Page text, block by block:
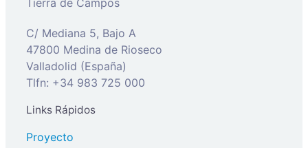
Tierra de Campos
C/ Mediana 5, Bajo A
47800 Medina de Rioseco
Valladolid (España)
Tlfn: +34 983 725 000
Links Rápidos
Proyecto